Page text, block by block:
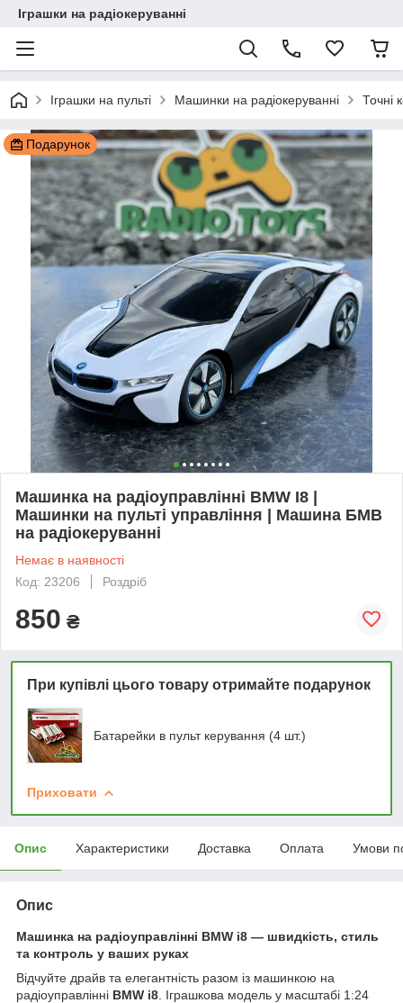
Іграшки на радіокеруванні
Іграшки на пульті Машинки на радіокеруванні Точні
Подарунок
Машинка на радіоуправлінні BMW I8 |
Машинки на пульті управління | Машина БМВ
на радіокеруванні
Немає в наявності
Код: 23206
Роздріб
850 ₴
При купівлі цього товару отримайте подарунок
Батарейки в пульт керування (4 шт.)
Приховати
Опис Характеристики Доставка Оплата Умови
Опис
Машинка на радіоуправлінні BMW i8 — швидкість, стиль
та контроль у ваших руках
Відчуйте драйв та елегантність разом із машинкою на
радіоуправлінні BMW i8 . Іграшкова модель у масштабі 1:24